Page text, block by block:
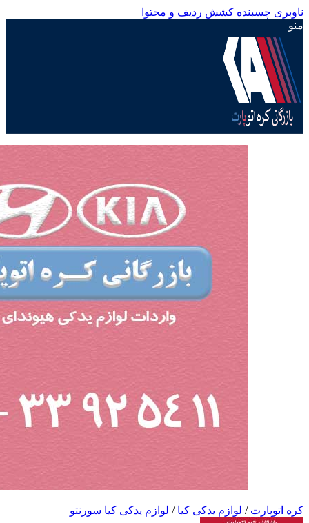
ناوبری چسبنده کشش ردیف و محتوا
منو
کره اتوپارت/ لوازم یدکی کیا/ لوازم یدکی کیا سورنتو